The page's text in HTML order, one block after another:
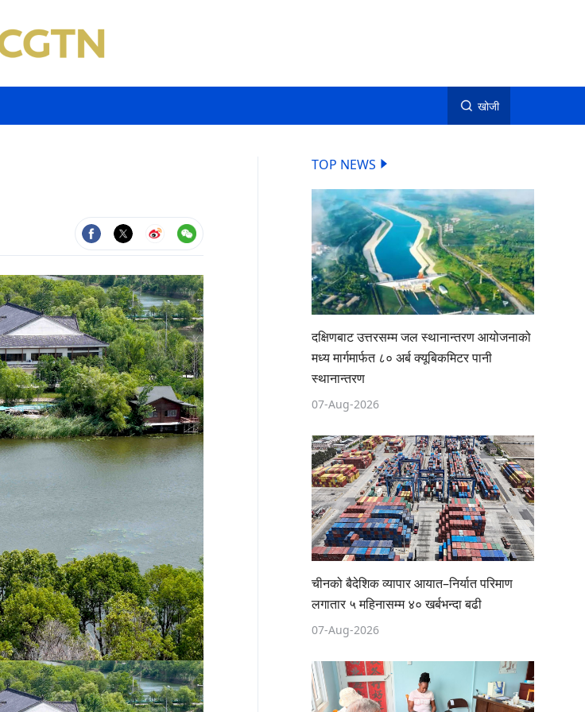
खोजी
TOP NEWS
दक्षिणबाट उत्तरसम्म जल स्थानान्तरण आयोजनाको
मध्य मार्गमार्फत ८० अर्ब क्यूबिकमिटर पानी
स्थानान्तरण
07-Aug-2026
चीनको बैदेशिक व्यापार आयात–निर्यात परिमाण
लगातार ५ महिनासम्म ४० खर्बभन्दा बढी
07-Aug-2026